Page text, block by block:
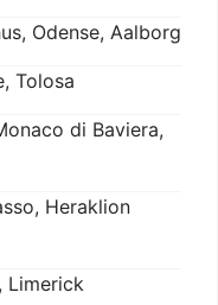
Odense, Aalborg
Tolosa
di Baviera,
Heraklion
Limerick